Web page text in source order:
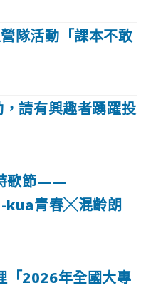
隊活動「課本不敢
請有興趣者踴躍投
歌節——
kua青春╳混齡朗
「2026年全國大專